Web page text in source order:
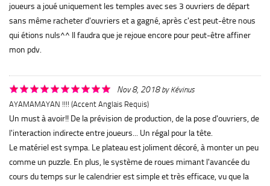
joueurs a joué uniquement les temples avec ses 3 ouvriers de départ
sans même racheter d'ouvriers et a gagné, après c'est peut-être nous
qui étions nuls^^ Il faudra que je rejoue encore pour peut-être affiner
mon pdv.
Nov 8, 2018by Kévinus
AYAMAMAYAN !!!! (accent Anglais Requis)
Un must à avoir!! De la prévision de production, de la pose d'ouvriers, de
l'interaction indirecte entre joueurs... Un régal pour la tête.
Le matériel est sympa. Le plateau est joliment décoré, à monter un peu
comme un puzzle. En plus, le système de roues mimant l'avancée du
cours du temps sur le calendrier est simple et très efficace, vu que la